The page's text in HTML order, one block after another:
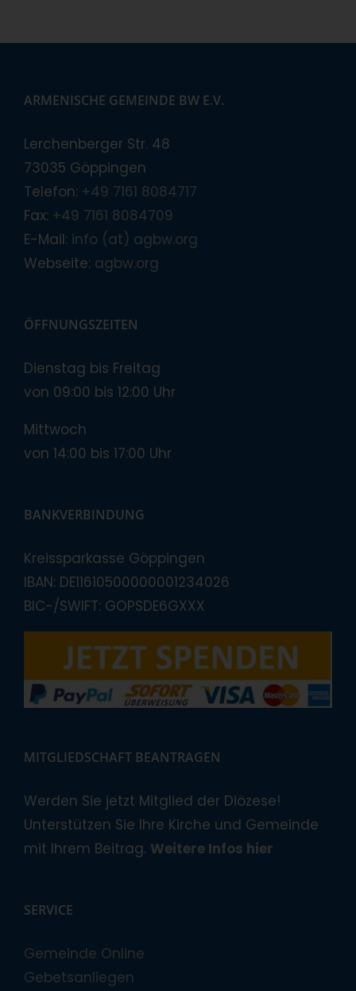
ARMENISCHE GEMEINDE BW E.V.
Lerchenberger Str. 48
73035 Göppingen
Telefon: +49 7161 8084717
Fax: +49 7161 8084709
E-Mail: info (at) agbw.org
Webseite: agbw.org
ÖFFNUNGSZEITEN
Dienstag bis Freitag
von 09:00 bis 12:00 Uhr
Mittwoch
von 14:00 bis 17:00 Uhr
BANKVERBINDUNG
Kreissparkasse Göppingen
IBAN: DE11610500000001234026
BIC-/SWIFT: GOPSDE6GXXX
MITGLIEDSCHAFT BEANTRAGEN
Werden Sie jetzt Mitglied der Diözese!
Unterstützen Sie Ihre Kirche und Gemeinde
mit Ihrem Beitrag. Weitere Infos hier
SERVICE
Gemeinde Online
Gebetsanliegen